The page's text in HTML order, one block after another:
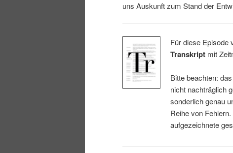
g
e
n
i
n
g
e
uns Auskunft zum Stand der
Für diese Episode
Transkriptmit
Bitte beachten:
nicht nachträglich
sonderlich genau
Reihe von
aufgezeichnete